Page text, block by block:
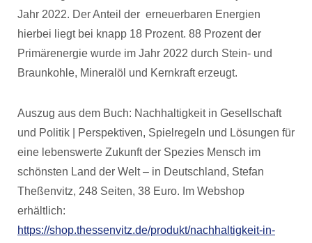
Jahr 2022. Der Anteil der erneuerbaren Energien
hierbei liegt bei knapp 18 Prozent. 88 Prozent der
Primärenergie wurde im Jahr 2022 durch Stein- und
Braunkohle, Mineralöl und Kernkraft erzeugt.
Auszug aus dem Buch: Nachhaltigkeit in Gesellschaft
und Politik | Perspektiven, Spielregeln und Lösungen für
eine lebenswerte Zukunft der Spezies Mensch im
schönsten Land der Welt – in Deutschland, Stefan
Theßenvitz, 248 Seiten, 38 Euro. Im Webshop
erhältlich:
https://shop.thessenvitz.de/produkt/nachhaltigkeit-in-